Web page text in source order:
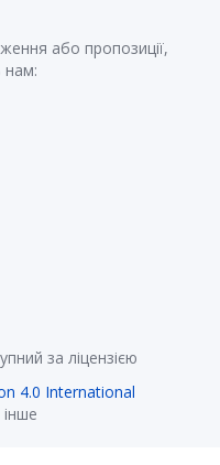
або пропозиції,
нам:
за ліцензією
4.0 International